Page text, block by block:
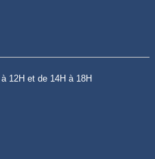
12H et de 14H à 18H